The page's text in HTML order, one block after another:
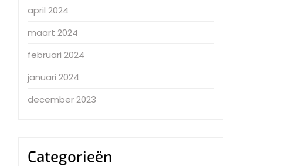
april 2024
maart 2024
februari 2024
januari 2024
december 2023
Categorieën